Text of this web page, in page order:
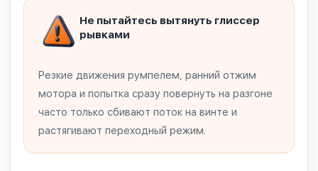
Не пытайтесь вытянуть глиссер
рывками
Резкие движения румпелем, ранний отжим
мотора и попытка сразу повернуть на разгоне
часто только сбивают поток на винте и
растягивают переходный режим.